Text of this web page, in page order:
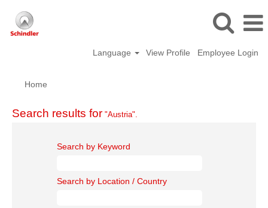
Language View Profile Employee Login
Home
Search results for "Austria".
Search by Keyword
Search by Location / Country